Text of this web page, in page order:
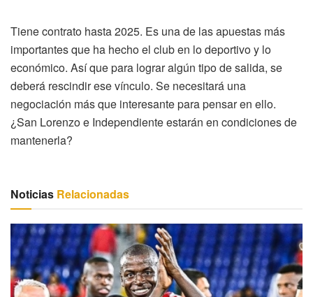
Tiene contrato hasta 2025. Es una de las apuestas más
importantes que ha hecho el club en lo deportivo y lo
económico. Así que para lograr algún tipo de salida, se
deberá rescindir ese vínculo. Se necesitará una
negociación más que interesante para pensar en ello.
¿San Lorenzo e Independiente estarán en condiciones de
mantenerla?
Noticias Relacionadas